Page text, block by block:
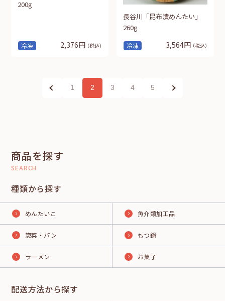
冷凍
200g
2,376円 （税込） 冷凍
長谷川「昆布漬めんたい」
260g
3,564円 （税込）
1 2 3 4 5
商品を探す
SEARCH
種類から探す
めんたいこ 魚介類加工品
惣菜・パン もつ鍋
ラーメン お菓子
配送方法から探す